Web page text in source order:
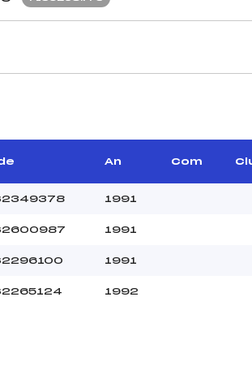
–
Distance :
Point Haut :
An Com
1991
1991
1991
1992